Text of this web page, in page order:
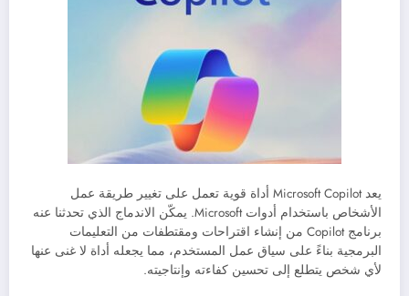
يعد Microsoft Copilot أداة قوية تعمل على تغيير طريقة عمل
الأشخاص باستخدام أدوات Microsoft. يمكّن الاندماج الذي تحدثنا عنه
برنامج Copilot من إنشاء اقتراحات ومقتطفات من التعليمات
البرمجية بناءً على سياق عمل المستخدم، مما يجعله أداة لا غنى عنها
لأي شخص يتطلع إلى تحسين كفاءته وإنتاجيته.